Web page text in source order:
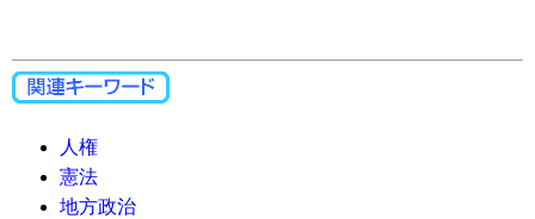
人権
憲法
地方政治